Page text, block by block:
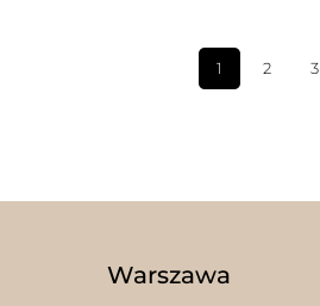
1 2 3
Warszawa